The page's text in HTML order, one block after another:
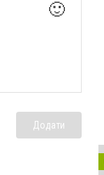
🙂
Додати